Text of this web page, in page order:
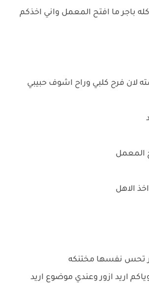
باجر ما افتح المعمل واني اخذكم
لان فرح كلبي وراح اشوف حبيبي
المعمل
الاهل
تحس نفسها مختنكه
اريد ازور وعندي موضوع اريد